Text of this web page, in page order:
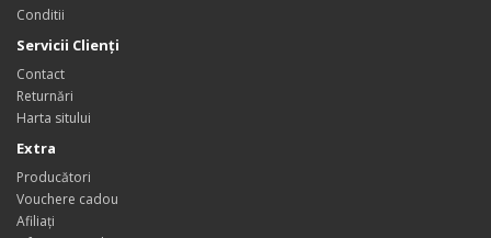
Conditii
Servicii Clienţi
Contact
Returnări
Harta sitului
Extra
Producători
Vouchere cadou
Afiliaţi